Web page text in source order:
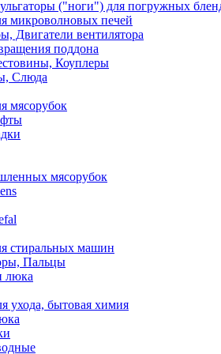
("ноги") для погружных
микроволновых печей
Двигатели вентилятора
поддона
Коуплеры
Слюда
мясорубок
мясорубок
стиральных машин
Пальцы
люка
ухода, бытовая химия